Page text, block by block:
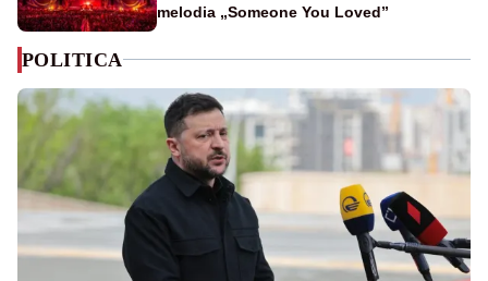
melodia „Someone You Loved”
POLITICA